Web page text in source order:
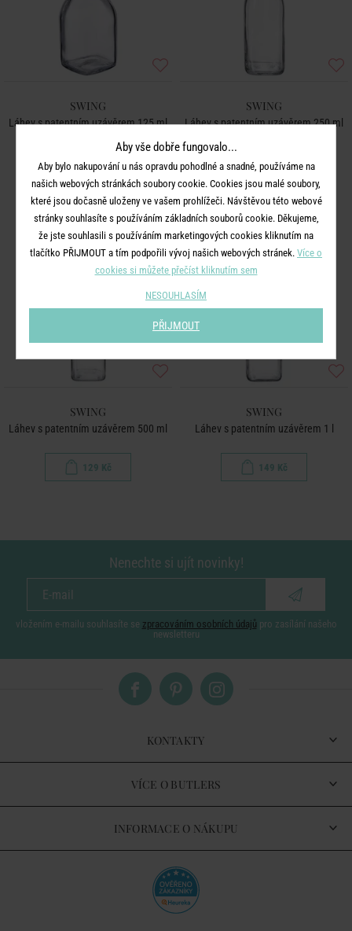
SWING
Láhev s patentním uzávěrem 125 ml
89 Kč
SWING
Láhev s patentním uzávěrem 250 ml
99 Kč
SWING
Láhev s patentním uzávěrem 500 ml
129 Kč
SWING
Láhev s patentním uzávěrem 1 l
149 Kč
Nenechte si ujít novinky!
vložením e-mailu souhlasíte se zpracováním osobních údajů pro zasílání našeho
newsletteru
KONTAKTY
VÍCE O BUTLERS
INFORMACE O NÁKUPU
Aby vše dobře fungovalo...
Aby bylo nakupování u nás opravdu pohodlné a snadné, používáme na
našich webových stránkách soubory cookie. Cookies jsou malé soubory,
které jsou dočasně uloženy ve vašem prohlížeči. Návštěvou této webové
stránky souhlasíte s používáním základních souborů cookie. Děkujeme,
že jste souhlasili s používáním marketingových cookies kliknutím na
tlačítko PŘIJMOUT a tím podpořili vývoj našich webových stránek. Více o
cookies si můžete přečíst kliknutím sem
NESOUHLASÍM
PŘIJMOUT